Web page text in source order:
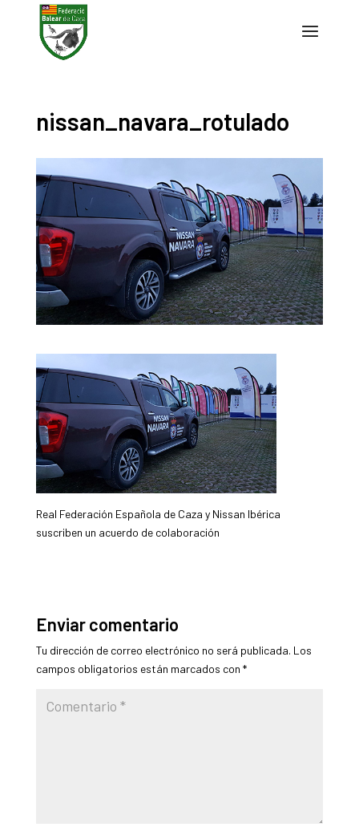
nissan_navara_rotulado
Real Federación Española de Caza y Nissan Ibérica
suscriben un acuerdo de colaboración
Enviar comentario
Tu dirección de correo electrónico no será publicada. Los
campos obligatorios están marcados con *